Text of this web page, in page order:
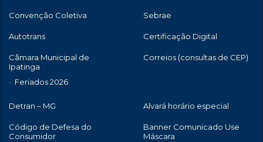
Convenção Coletiva Sebrae
Autotrans Certificação Digital
Câmara Municipal de
Ipatinga
Feriados 2026
Correios (consultas de CEP)
Detran – MG Alvará horário especial
Código de Defesa do
Consumidor
Banner Comunicado Use
Máscara